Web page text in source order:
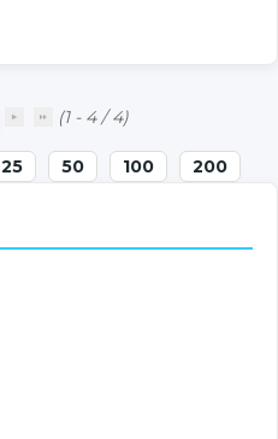
(1 - 4 / 4)
25 50 100 200